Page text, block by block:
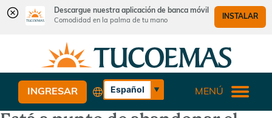
Descargue nuestra aplicación de banca móvil
Comodidad en la palma de tu mano
INSTALAR
contenido
inicio
sesión
¿Qué
podemos
ayudarle
a
encontrar?
Español
English
INGRESAR MENÚ